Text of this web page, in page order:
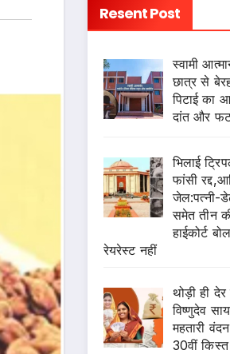
Resent Post
स्वामी
छात्र से
पिटाई का
दांत और
भिलाई
फांसी
जेल:पत्नी-
समेत तीन
हाईकोर्ट
रेयरेस्ट नहीं
थोड़ी ही
विष्णुदेव
महतारी
30वीं किस्त